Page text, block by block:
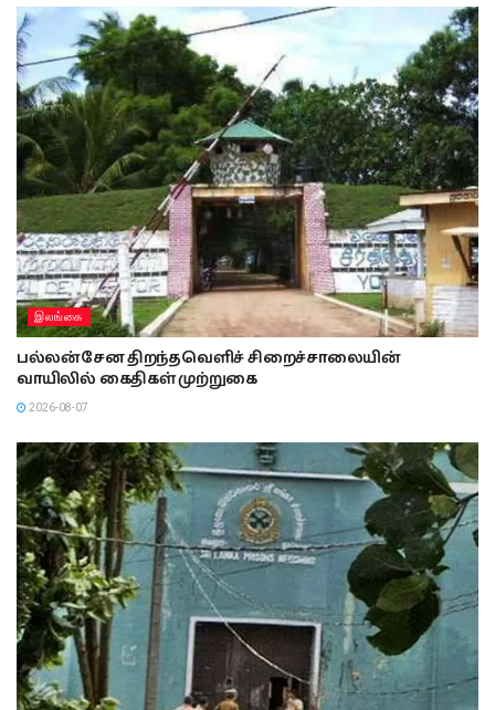
இலங்கை
பல்லன்சேன திறந்தவெளிச் சிறைச்சாலையின்
வாயிலில் கைதிகள் முற்றுகை
2026-08-07